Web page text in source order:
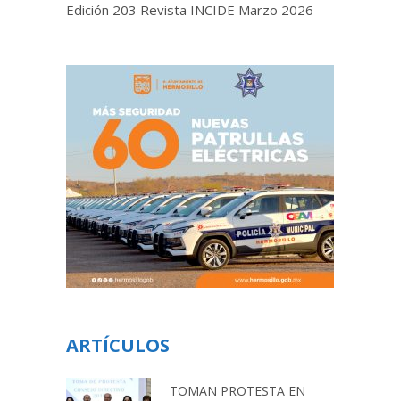
Edición 203 Revista INCIDE Marzo 2026
ARTÍCULOS
TOMAN PROTESTA EN